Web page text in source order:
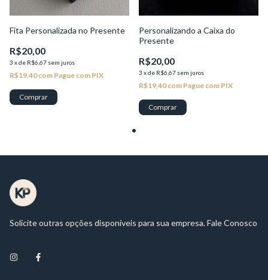
Fita Personalizada no Presente
R$20,00
3 xde R$6,67 sem juros
R$19,40com Pague com PIX
Comprar
Personalizando a Caixa do
Presente
R$20,00
3 xde R$6,67 sem juros
R$19,40com Pague com PIX
Comprar
Solicite outras opções disponíveis para sua empresa. Fale Conosco